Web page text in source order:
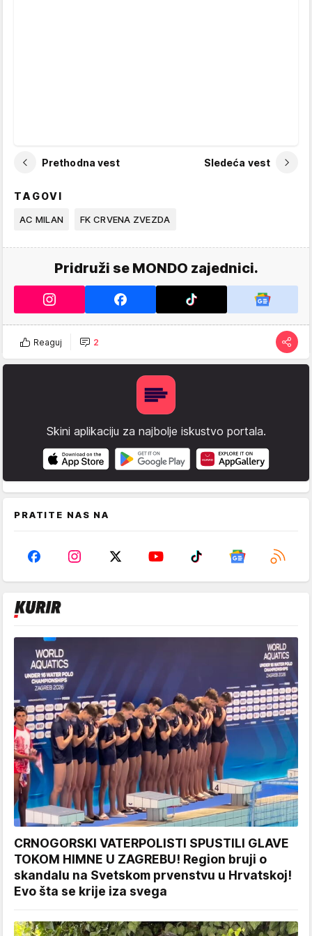
Prethodna vest Sledeća vest
TAGOVI
AC MILAN FK CRVENA ZVEZDA
Pridruži se MONDO zajednici.
Reaguj 2
Skini aplikaciju za najbolje iskustvo portala.
PRATITE NAS NA
CRNOGORSKI VATERPOLISTI SPUSTILI GLAVE
TOKOM HIMNE U ZAGREBU! Region bruji o
skandalu na Svetskom prvenstvu u Hrvatskoj!
Evo šta se krije iza svega